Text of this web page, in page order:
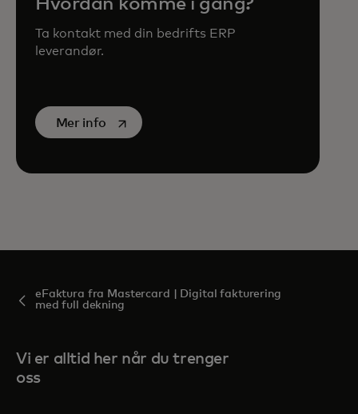
Hvordan komme i gang?
Ta kontakt med din bedrifts ERP
leverandør.
Mer infoopens in a new tab
eFaktura fra Mastercard | Digital fakturering
med full dekning
Vi er alltid her når du trenger
oss